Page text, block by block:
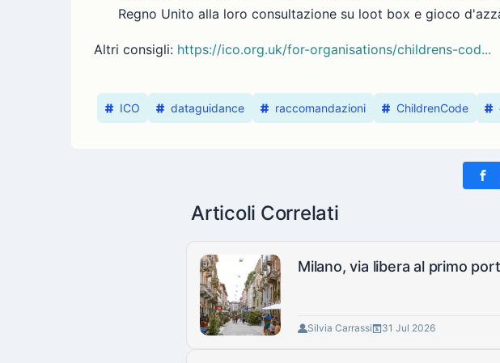
Regno Unito alla loro consultazione su loot box e gioco
Altri consigli: https://ico.org.uk/for-organisations/childrens-cod...
ICO dataguidance raccomandazioni ChildrenCode
Articoli Correlati
Milano, via libera al primo
Silvia Carrassi 31 Jul 2026